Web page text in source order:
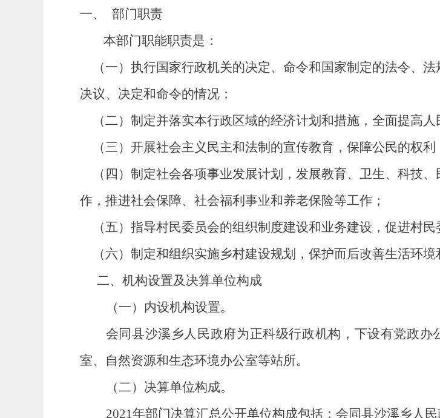
一、
部门职责
本部门职能职责是：
（一）执行国家行政机关的决定、命令和国家制定的法令、
决议、决定和命令的情况；
（二）制定并落实本行政区域的经济计划和措施，全面提高
（三）开展社会主义民主和法制的宣传教育，保障公民的权
（四）制定社会各项事业发展计划，发展教育、卫生、科技
作，推进社会保障、社会福利事业和养老保险等工作；
（五）指导村民委员会的组织制度建设和业务建设，促进村民
（六）制定和组织实施乡村建设规划，保护而后改善生活环境
二、机构设置及决算单位构成
（一）内设机构设置。
会同县沙溪乡人民政府为正科级行政机构，下设有党政办
室、自然资源和生态环境办公室等站所。
（二）决算单位构成。
2021年部门决算汇总公开单位构成包括：会同县沙溪乡人民